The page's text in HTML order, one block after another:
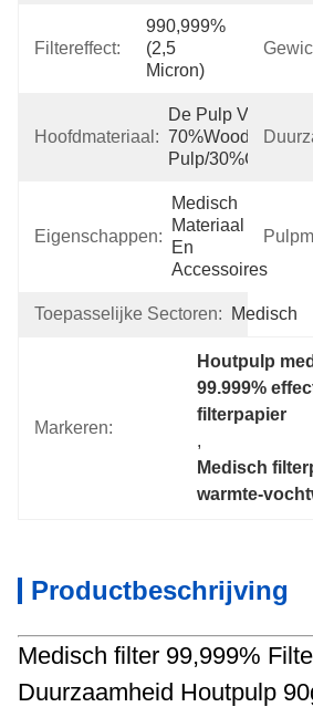
Filtereffect:
990,999%
(2,5
Micron)
Hoofdmateriaal:
De Pulp Van
70%Wood
Pulp/30%Cotton
Eigenschappen:
Medisch
Materiaal
En
Accessoires
Toepasselijke Sectoren: Medisch
Markeren:
Houtpulp
99.999%
filterpapier
,
Medisch
warmte-
Productbeschrijving
Medisch filter 99,999%
Duurzaamheid Houtpulp